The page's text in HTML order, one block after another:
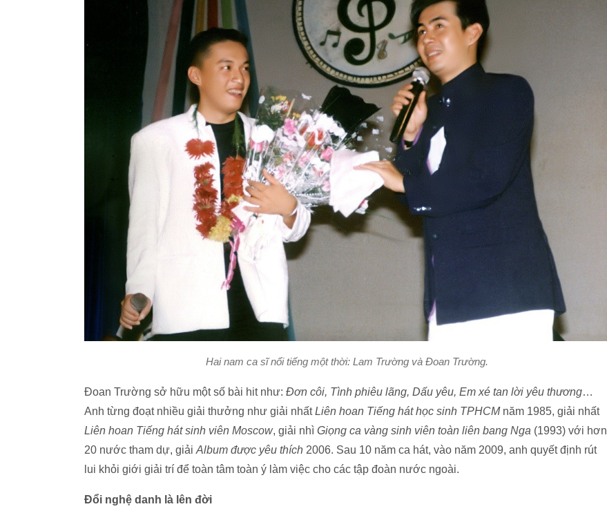
Hai nam ca sĩ nổi tiếng một thời: Lam Trường và Đoan Trường.
Đoan Trường sở hữu một số bài hit như: Đơn côi, Tình phiêu lãng, Dấu yêu, Em xé tan lời yêu thương…
Anh từng đoạt nhiều giải thưởng như giải nhấtLiên hoan Tiếng hát học sinh TPHCMnăm 1985, giải nhất
Liên hoan Tiếng hát sinh viên Moscow, giải nhì Giọng ca vàng sinh viên toàn liên bang Nga (1993) với hơn
20 nước tham dự, giải Album được yêu thích 2006. Sau 10 năm ca hát, vào năm 2009, anh quyết định rút
lui khỏi giới giải trí để toàn tâm toàn ý làm việc cho các tập đoàn nước ngoài.
Đổi nghệ danh là lên đời